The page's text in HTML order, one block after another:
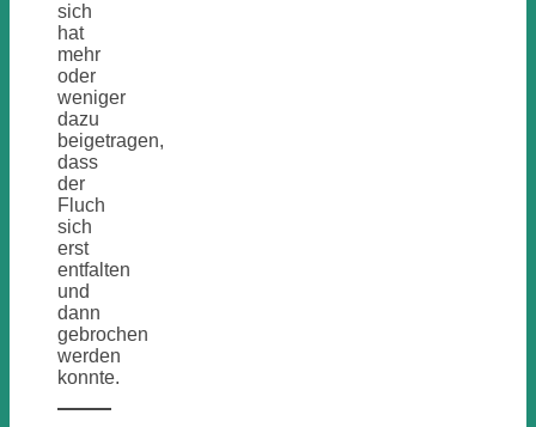
sich
hat
mehr
oder
weniger
dazu
beigetragen,
dass
der
Fluch
sich
erst
entfalten
und
dann
gebrochen
werden
konnte.